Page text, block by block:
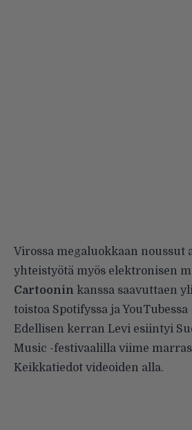
Virossa megaluokkaan noussut
yhteistyötä myös elektronisen
Cartoonin kanssa saavuttaen
toistoa Spotifyssa ja YouTubessa
Edellisen kerran Levi esiintyi
Music -festivaalilla viime
Keikkatiedot videoiden alla.